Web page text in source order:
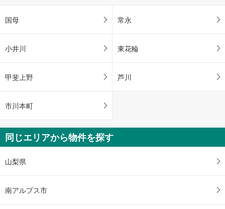
国母 常永
小井川 東花輪
甲斐上野 芦川
市川本町
同じエリアから物件を探す
山梨県
南アルプス市